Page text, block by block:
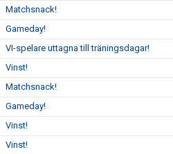
Matchsnack!
Gameday!
VI-spelare uttagna till träningsdagar!
Vinst!
Matchsnack!
Gameday!
Vinst!
Vinst!